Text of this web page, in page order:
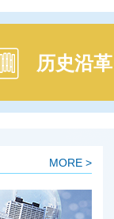
历史沿革
MORE >